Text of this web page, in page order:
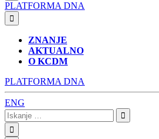
PLATFORMA DNA
ZNANJE
AKTUALNO
O KCDM
PLATFORMA DNA
ENG
Iskanje: